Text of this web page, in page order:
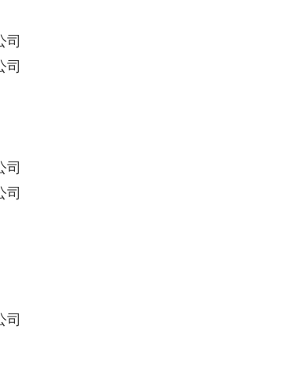
司
司
司
司
司